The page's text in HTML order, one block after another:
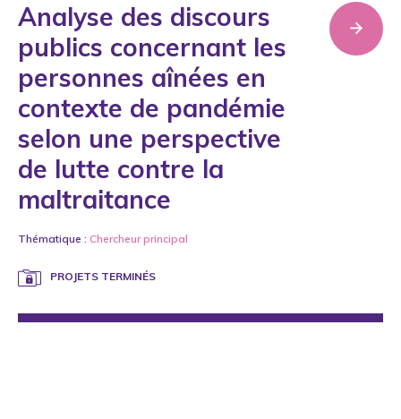
Analyse des discours
publics concernant les
personnes aînées en
contexte de pandémie
selon une perspective
de lutte contre la
maltraitance
Thématique : Chercheur principal
PROJETS TERMINÉS